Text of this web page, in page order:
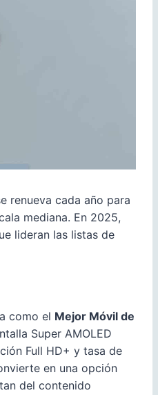
renueva cada año para
mediana. En 2025,
lideran las listas de
como el Mejor Móvil de
Super AMOLED
Full HD+ y tasa de
en una opción
del contenido